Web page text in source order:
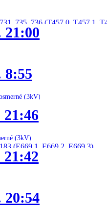
735, 736 (T457.0, T457.1,
21:00
8:55
(3kV)
21:46
(3kV)
(E669.1, E669.2, E669.3)
21:42
20:54